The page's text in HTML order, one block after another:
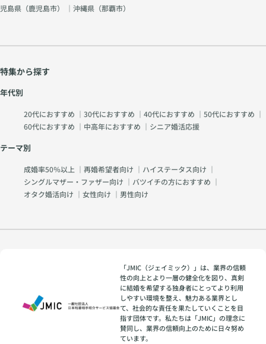
児島県（鹿児島市） ｜沖縄県（那覇市）
特集から探す
年代別
20代におすすめ ｜ 30代におすすめ ｜ 40代におすすめ ｜ 50代におすすめ ｜
60代におすすめ ｜ 中高年におすすめ ｜ シニア婚活応援
テーマ別
成婚率50％以上 ｜ 再婚希望者向け ｜ ハイステータス向け ｜
シングルマザー・ファザー向け ｜ バツイチの方におすすめ ｜
オタク婚活向け ｜ 女性向け ｜ 男性向け
「JMIC（ジェイミック）」は、業界の信頼
性の向上とより一層の健全化を図り、真剣
に結婚を希望する独身者にとってより利用
しやすい環境を整え、魅力ある業界とし
て、社会的な責任を果たしていくことを目
指す団体です。私たちは「JMIC」の理念に
賛同し、業界の信頼向上のために日々努め
ています。